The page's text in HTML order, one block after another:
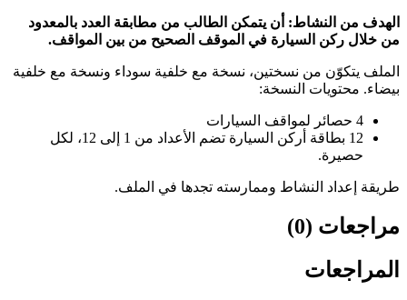
الهدف من النشاط: أن يتمكن الطالب من مطابقة العدد بالمعدود
من خلال ركن السيارة في الموقف الصحيح من بين المواقف.
الملف يتكوّن من نسختين، نسخة مع خلفية سوداء ونسخة مع خلفية
بيضاء. محتويات النسخة:
4 حصائر لمواقف السيارات
12 بطاقة أركن السيارة تضم الأعداد من 1 إلى 12، لكل
حصيرة.
طريقة إعداد النشاط وممارسته تجدها في الملف.
مراجعات (0)
المراجعات